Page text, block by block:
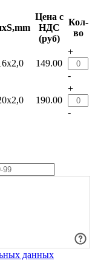
Цена с
НДС
(руб)
Кол-
во
149.00
+
-
190.00
+
-
данных